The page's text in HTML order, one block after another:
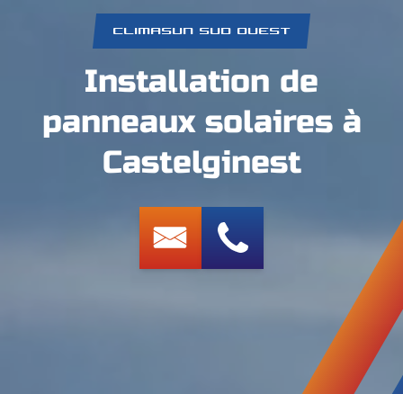
CLIMASUN SUD OUEST
Installation de
panneaux solaires à
Castelginest